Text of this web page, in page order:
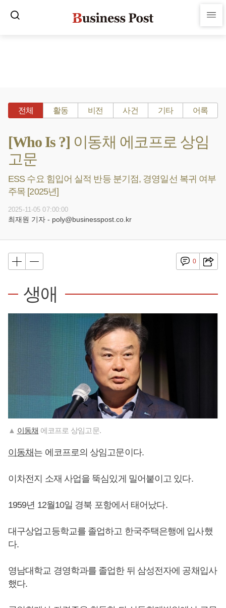
전체 활동 비전 사건 기타 어록
[Who Is ?] 이동채 에코프로 상임
고문
ESS 수요 힘입어 실적 반등 분기점, 경영일선 복귀 여부
주목 [2025년]
2025-11-05 07:00:00
최재원 기자 - poly@businesspost.co.kr
0
생애
▲ 이동채 에코프로 상임고문.
이동채 는 에코프로의 상임고문이다.
이차전지 소재 사업을 뚝심있게 밀어붙이고 있다.
1959년 12월10일 경북 포항에서 태어났다.
대구상업고등학교를 졸업하고 한국주택은행에 입사했
다.
영남대학교 경영학과를 졸업한 뒤 삼성전자에 공채입사
했다.